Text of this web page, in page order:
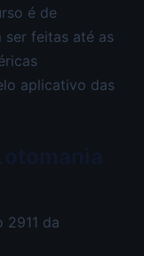
é de
ser feitas até as
aplicativo das
2911 da